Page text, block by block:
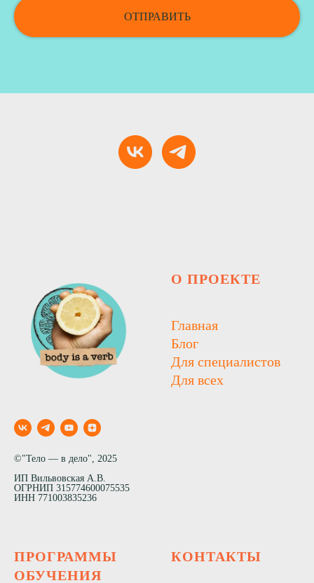
ОТПРАВИТЬ
©"Тело — в дело", 2025
ИП Вильвовская А.В.
ОГРНИП 315774600075535
ИНН 771003835236
О ПРОЕКТЕ
Главная
Блог
Для специалистов
Для всех
ПРОГРАММЫ
ОБУЧЕНИЯ
КОНТАКТЫ